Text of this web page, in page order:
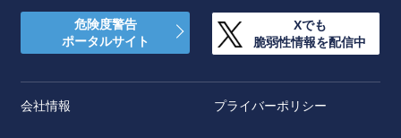
危険度警告
ポータルサイト
Xでも
脆弱性情報を配信中
会社情報 プライバーポリシー